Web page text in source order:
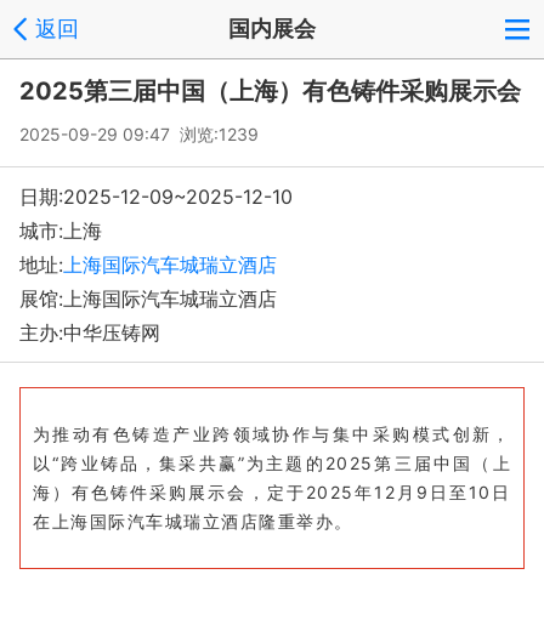
返回 国内展会
2025第三届中国（上海）有色铸件采购展示会
2025-09-29 09:47 浏览:1239
日期:2025-12-09~2025-12-10
城市:上海
地址:上海国际汽车城瑞立酒店
展馆:上海国际汽车城瑞立酒店
主办:中华压铸网
为推动有色铸造产业跨领域协作与集中采购模式创新，
以“跨业铸品，集采共赢”为主题的2025第三届中国（上
海）有色铸件采购展示会，定于2025年12月9日至10日
在上海国际汽车城瑞立酒店隆重举办。